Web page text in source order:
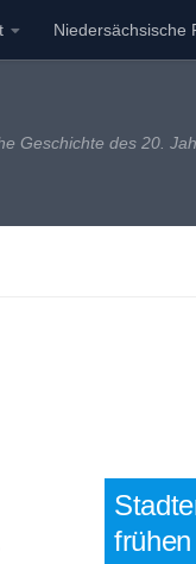
Niedersächsische
Geschichte des 20.